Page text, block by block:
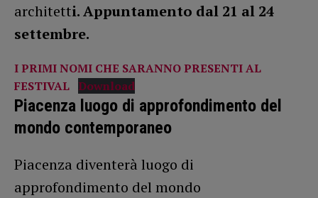
architetti. Appuntamento dal 21 al 24
settembre.
I PRIMI NOMI CHE SARANNO PRESENTI AL
FESTIVAL Download
Piacenza luogo di approfondimento del
mondo contemporaneo
Piacenza diventerà luogo di
approfondimento del mondo